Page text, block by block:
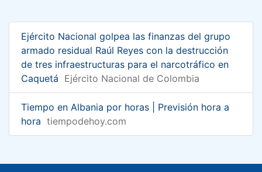
Ejército Nacional golpea las finanzas del grupo
armado residual Raúl Reyes con la destrucción
de tres infraestructuras para el narcotráfico en
Caquetá Ejército Nacional de Colombia
Tiempo en Albania por horas | Previsión hora a
hora tiempodehoy.com